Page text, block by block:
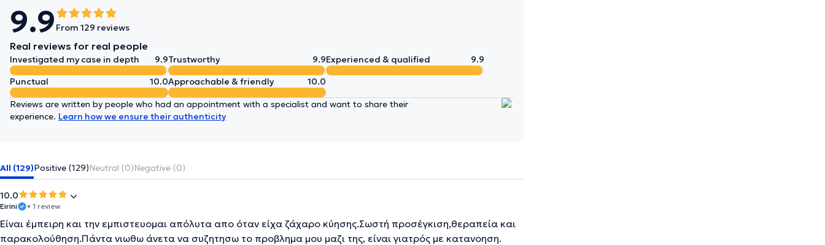
9.9 From 129 reviews
Real reviews for real people
Investigated my case in depth 9.9Trustworthy 9.9Experienced & qualified
9.9
Punctual
10.0Approachable & friendly 10.0
Reviews are written by people who had an appointment with a specialist and want to share their
experience. Learn how we ensure their authenticity
All (129)Positive (129)Neutral (0)Negative (0)
10.0
Eirini • 1 review
Είναι έμπειρη και την εμπιστευομαι απόλυτα απο όταν είχα ζάχαρο κύησης.Σωστή προσέγκιση,θεραπεία και
παρακολούθηση.Πάντα νιωθω άνετα να συζητησω το προβλημα μου μαζι της, είναι γιατρός με κατανοηση.